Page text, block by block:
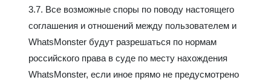
3.7. Все возможные споры по поводу настоящего
соглашения и отношений между пользователем и
WhatsMonster будут разрешаться по нормам
российского права в суде по месту нахождения
WhatsMonster, если иное прямо не предусмотрено